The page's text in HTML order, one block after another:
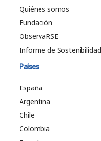
Quiénes somos
Fundación
ObservaRSE
Informe de Sostenibilidad
Países
España
Argentina
Chile
Colombia